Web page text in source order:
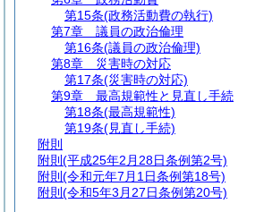
第15条(政務活動費の執行)
第7章
議員の政治倫理
第16条(議員の政治倫理)
第8章
災害時の対応
第17条(災害時の対応)
第9章
最高規範性と見直し手続
第18条(最高規範性)
第19条(見直し手続)
附則
附則 (平成25年2月28日条例第2号)
附則 (令和元年7月1日条例第18号)
附則 (令和5年3月27日条例第20号)